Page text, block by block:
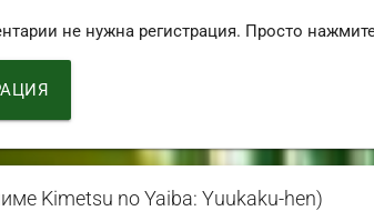
не нужна регистрация. Просто
Kimetsu no Yaiba: Yuukaku-hen)